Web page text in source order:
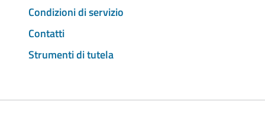
Condizioni di servizio
Contatti
Strumenti di tutela